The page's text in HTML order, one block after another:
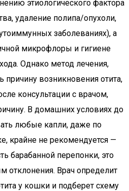
этиологического фактора
удаление полипа/опухоли,
заболеваниях), а
микрофлоры и гигиене
Однако метод лечения,
возникновения отита,
консультации с врачом,
В домашних условиях до
любые капли, даже по
крайне не рекомендуется —
барабанной перепонки, это
отклонения. Врач определит
у кошки и подберет схему